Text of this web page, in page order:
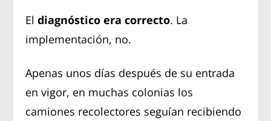
Eldiagnóstico era correcto. La
implementación, no.
Apenas unos días después de su entrada
en vigor, en muchas colonias los
camiones recolectores seguían recibiendo